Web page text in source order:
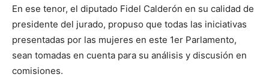
En ese tenor, el diputado Fidel Calderón en su calidad de
presidente del jurado, propuso que todas las iniciativas
presentadas por las mujeres en este 1er Parlamento,
sean tomadas en cuenta para su análisis y discusión en
comisiones.